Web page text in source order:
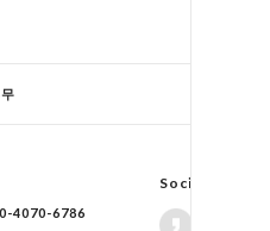
4070-6786
Social Network